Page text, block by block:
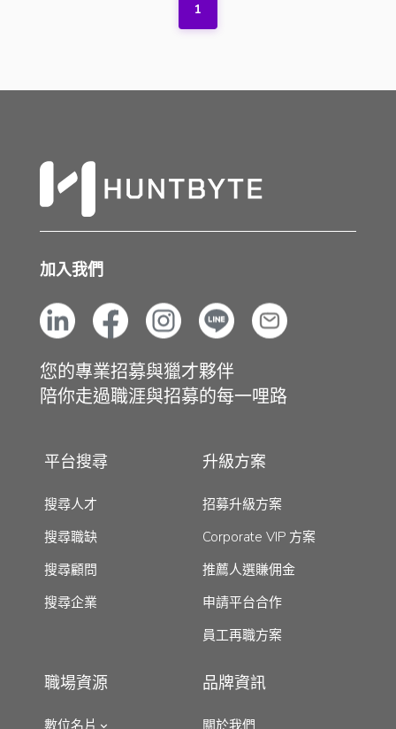
1
加入我們
您的專業招募與獵才夥伴
陪你走過職涯與招募的每一哩路
平台搜尋
搜尋人才
搜尋職缺
搜尋顧問
搜尋企業
升級方案
招募升級方案
Corporate VIP 方案
推薦人選賺佣金
申請平台合作
員工再職方案
職場資源
數位名片
品牌資訊
關於我們